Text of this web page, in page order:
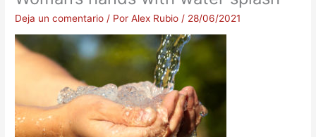
Deja un comentario / PorAlex Rubio / 28/06/2021